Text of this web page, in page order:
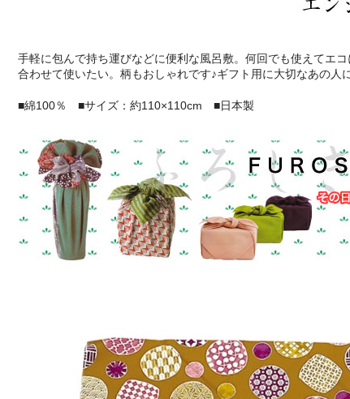
手軽に包んで持ち運びなどに便利な風呂敷。何回でも使えてエ
合わせて使いたい。柄もおしゃれです♪ギフト用に大切なあの人
■綿100％ ■サイズ：約110×110cm ■日本製